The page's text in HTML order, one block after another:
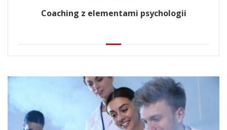
Coaching z elementami psychologii